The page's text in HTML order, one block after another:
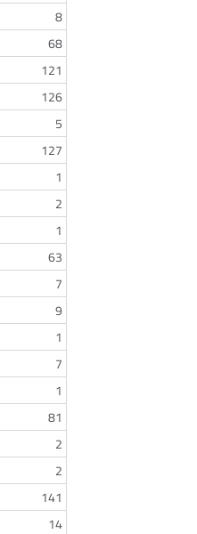
8
68
121
126
5
127
1
2
1
63
7
9
1
7
1
81
2
2
141
14